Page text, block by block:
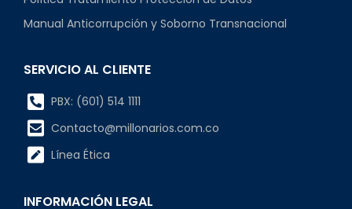
Manual Anticorrupción y Soborno Transnacional
SERVICIO AL CLIENTE
PBX: (601) 514 1111
Contacto@millonarios.com.co
Línea Ética
INFORMACIÓN LEGAL